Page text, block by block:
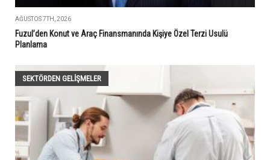
AĞUSTOS 7TH, 2026
Fuzul’den Konut ve Araç Finansmanında Kişiye Özel Terzi Usulü
Planlama
SEKTÖRDEN GELIŞMELER